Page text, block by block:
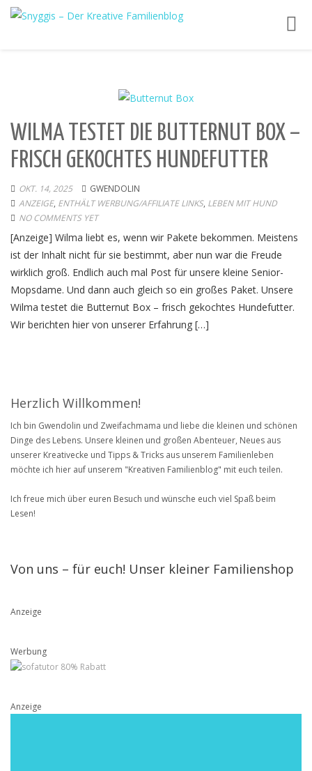
WILMA TESTET DIE BUTTERNUT BOX –
FRISCH GEKOCHTES HUNDEFUTTER
OKT. 14, 2025
GWENDOLIN
ANZEIGE, ENTHÄLT WERBUNG/AFFILIATE LINKS, LEBEN MIT HUND
NO COMMENTS YET
[Anzeige] Wilma liebt es, wenn wir Pakete bekommen. Meistens
ist der Inhalt nicht für sie bestimmt, aber nun war die Freude
wirklich groß. Endlich auch mal Post für unsere kleine Senior-
Mopsdame. Und dann auch gleich so ein großes Paket. Unsere
Wilma testet die Butternut Box – frisch gekochtes Hundefutter.
Wir berichten hier von unserer Erfahrung […]
Herzlich Willkommen!
Ich bin Gwendolin und Zweifachmama und liebe die kleinen und schönen
Dinge des Lebens. Unsere kleinen und großen Abenteuer, Neues aus
unserer Kreativecke und Tipps & Tricks aus unserem Familienleben
möchte ich hier auf unserem "Kreativen Familienblog" mit euch teilen.
Ich freue mich über euren Besuch und wünsche euch viel Spaß beim
Lesen!
Von uns – für euch! Unser kleiner Familienshop
Anzeige
Werbung
Anzeige